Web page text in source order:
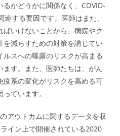
かどうかに関係なく、COVID-
する要因です。医師はまた、
いけないことから、病院やク
を減らすための対策を講じてい
スへの曝露のリスクが高まる
す。また、医師たちは、がん
疫系の変化がリスクを高める可
ています。
アウトカムに関するデータを収
イン上で開催されている2020